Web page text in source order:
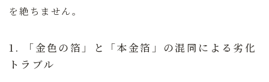
を絶ちません。
1. 「金色の箔」と「本金箔」の混同による劣化
トラブル